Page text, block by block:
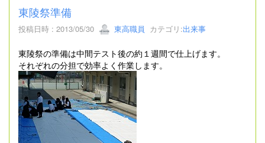
東陵祭準備
投稿日時 : 2013/05/30 東高職員 カテゴリ:出来事
東陵祭の準備は中間テスト後の約１週間で仕上げます。
それぞれの分担で効率よく作業します。